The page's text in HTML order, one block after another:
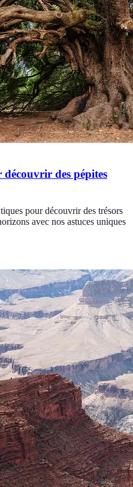
découvrir des pépites
pour découvrir des trésors
avec nos astuces uniques